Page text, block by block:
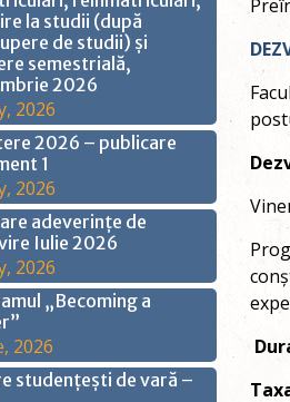
la studii (după
de studii) și
semestrială,
2026
2026
2026 – publicare
1
2026
adeverințe de
Iulie 2026
2026
„Becoming a
2026
studențești de vară –